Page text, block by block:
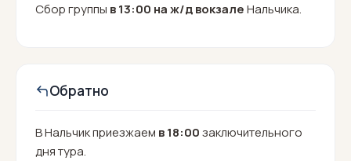
Сбор группы в 13:00 на ж/д вокзалеНальчика.
Обратно
В Нальчик приезжаем в 18:00заключительного
дня тура.